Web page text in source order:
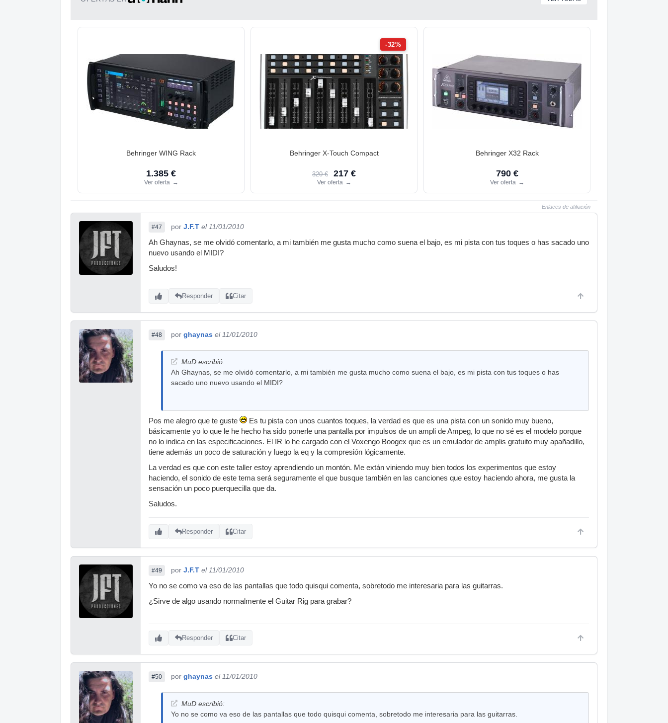
Behringer WING Rack
1.385 €
Ver oferta →
-32%
Behringer X-Touch Compact
320 € 217 €
Ver oferta →
Behringer X32 Rack
790 €
Ver oferta →
Enlaces de afiliación
#47 por J.F.T el 11/01/2010
Ah Ghaynas, se me olvidó comentarlo, a mi también me gusta mucho como suena el bajo, es mi pista con tus toques o has sacado uno
nuevo usando el MIDI?
Saludos!
Responder Citar
#48 por ghaynas el 11/01/2010
MuD escribió:
Ah Ghaynas, se me olvidó comentarlo, a mi también me gusta mucho como suena el bajo, es mi pista con tus toques o has
sacado uno nuevo usando el MIDI?
Pos me alegro que te guste
Es tu pista con unos cuantos toques, la verdad es que es una pista con un sonido muy bueno,
básicamente yo lo que le he hecho ha sido ponerle una pantalla por impulsos de un ampli de Ampeg, lo que no sé es el modelo porque
no lo indica en las especificaciones. El IR lo he cargado con el Voxengo Boogex que es un emulador de amplis gratuito muy apañadillo,
tiene además un poco de saturación y luego la eq y la compresión lógicamente.
La verdad es que con este taller estoy aprendiendo un montón. Me extán viniendo muy bien todos los experimentos que estoy
haciendo, el sonido de este tema será seguramente el que busque también en las canciones que estoy haciendo ahora, me gusta la
sensación un poco puerquecilla que da.
Saludos.
Responder Citar
#49 por J.F.T el 11/01/2010
Yo no se como va eso de las pantallas que todo quisqui comenta, sobretodo me interesaria para las guitarras.
¿Sirve de algo usando normalmente el Guitar Rig para grabar?
Responder Citar
#50 por ghaynas el 11/01/2010
MuD escribió:
Yo no se como va eso de las pantallas que todo quisqui comenta, sobretodo me interesaria para las guitarras.